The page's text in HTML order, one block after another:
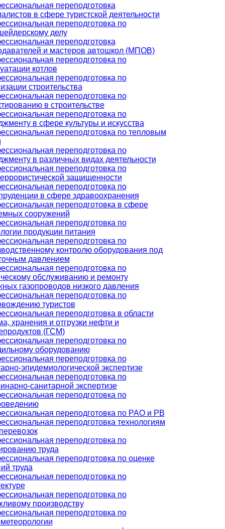
переподготовка
в сфере туристской деятельности
переподготовка по
делу
переподготовка
и мастеров автошкол (МПОВ)
переподготовка по
котлов
переподготовка по
строительства
переподготовка по
в строительстве
переподготовка по
в сфере культуры и искусства
переподготовка по тепловым
переподготовка по
в различных видах деятельности
переподготовка по
защищенности
переподготовка по
в сфере здравоохранения
переподготовка в сфере
сооружений
переподготовка по
продукции питания
переподготовка по
контролю оборудования под
давлением
переподготовка по
обслуживанию и ремонту
газопроводов низкого давления
переподготовка по
туристов
переподготовка в области
хранения и отгрузки нефти и
(ГСМ)
переподготовка по
оборудованию
переподготовка по
эпидемиологической экспертизе
переподготовка по
санитарной экспертизе
переподготовка по
переподготовка по РАО и РВ
переподготовка технологиям
переподготовка по
труда
переподготовка по оценке
труда
переподготовка по
переподготовка по
производству
переподготовка по